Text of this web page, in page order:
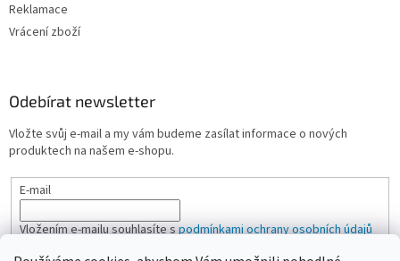
Reklamace
Vrácení zboží
Odebírat newsletter
Vložte svůj e-mail a my vám budeme zasílat informace o nových
produktech na našem e-shopu.
E-mail
Vložením e-mailu souhlasíte spodmínkami ochrany osobních údajů